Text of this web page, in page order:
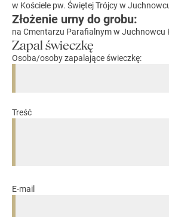
w Kościele pw. Świętej Trójcy w
Złożenie urny do grobu:
na Cmentarzu Parafialnym w Juchnowcu
Zapal świeczkę
Osoba/osoby zapalające świeczkę:
Treść
E-mail